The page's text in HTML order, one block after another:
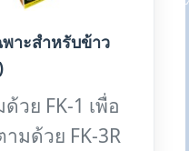
พาะสำหรับข้าว
วย FK-1 เพื่อ
มด้วย FK-3R